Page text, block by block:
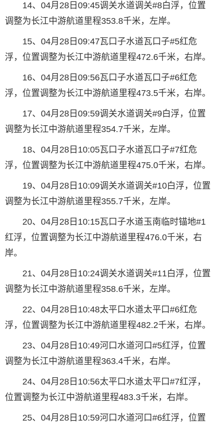
14、04月28日09:45调关水道调关#8白浮，位置
调整为长江中游航道里程353.8千米，左岸。
15、04月28日09:47瓦口子水道瓦口子#5红危
浮，位置调整为长江中游航道里程472.6千米，右岸。
16、04月28日09:56瓦口子水道瓦口子#6红危
浮，位置调整为长江中游航道里程473.5千米，右岸。
17、04月28日09:59调关水道调关#9白浮，位置
调整为长江中游航道里程354.7千米，左岸。
18、04月28日10:05瓦口子水道瓦口子#7红危
浮，位置调整为长江中游航道里程475.0千米，右岸。
19、04月28日10:09调关水道调关#10白浮，位置
调整为长江中游航道里程355.7千米，左岸。
20、04月28日10:15瓦口子水道玉南临时锚地#1
红浮，位置调整为长江中游航道里程476.0千米，右
岸。
21、04月28日10:24调关水道调关#11白浮，位置
调整为长江中游航道里程358.6千米，左岸。
22、04月28日10:48太平口水道太平口#6红危
浮，位置调整为长江中游航道里程482.2千米，右岸。
23、04月28日10:49河口水道河口#5红浮，位置
调整为长江中游航道里程363.4千米，右岸。
24、04月28日10:56太平口水道太平口#7红浮，
位置调整为长江中游航道里程483.3千米，右岸。
25、04月28日10:59河口水道河口#6红浮，位置